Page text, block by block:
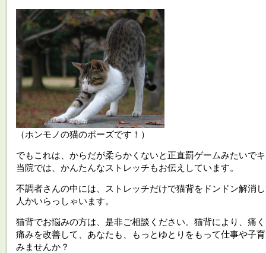
（ホンモノの猫のポーズです！）
でもこれは、からだが柔らかくないと正直罰ゲームみたいで
当院では、かんたんなストレッチもお伝えしています。
不調者さんの中には、ストレッチだけで猫背をドンドン解消
人かいらっしゃいます。
猫背でお悩みの方は、是非ご相談ください。猫背により、痛
痛みを改善して、あなたも、もっとゆとりをもって仕事や子
みませんか？